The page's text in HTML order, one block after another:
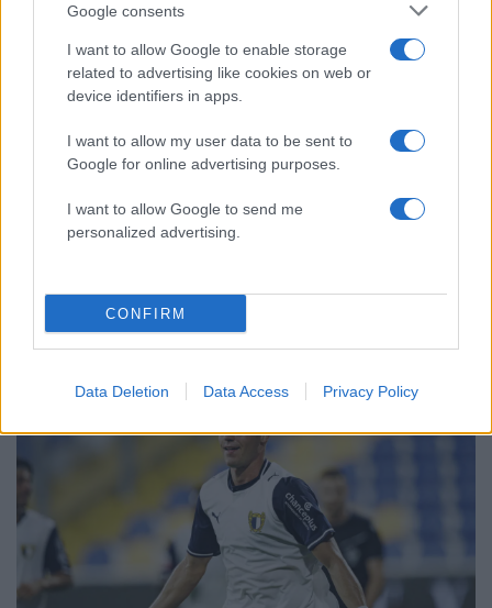
Google consents
I want to allow Google to enable storage
related to advertising like cookies on web or
device identifiers in apps.
I want to allow my user data to be sent to
Google for online advertising purposes.
I want to allow Google to send me
personalized advertising.
CONFIRM
Data Deletion Data Access Privacy Policy
Το πολωμένο μελτέμι που τροφοδότησε
τις φωτιές σε Αττική και Βοιωτία: «Από τα
ισχυρότερα επεισόδια των τελευταίων 50
χρόνων»
Απίστευτο κι όμως αληθινό -
Aναστέλλονται τα τακτικά ραντεβού του
αγγειοχειρουργού του νοσοκομείου
Χανίων επειδή κλάπηκε το μηχανάκι του
Αθλητικά:
Περισσότερα άρθρα